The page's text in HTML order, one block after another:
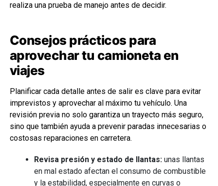
realiza una prueba de manejo antes de decidir.
Consejos prácticos para
aprovechar tu camioneta en
viajes
Planificar cada detalle antes de salir es clave para evitar
imprevistos y aprovechar al máximo tu vehículo. Una
revisión previa no solo garantiza un trayecto más seguro,
sino que también ayuda a prevenir paradas innecesarias o
costosas reparaciones en carretera.
Revisa presión y estado de llantas: unas llantas
en mal estado afectan el consumo de combustible
y la estabilidad, especialmente en curvas o